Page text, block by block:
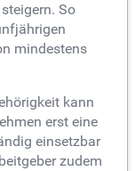
So
mindestens
kann
erst eine
einsetzbar
zudem